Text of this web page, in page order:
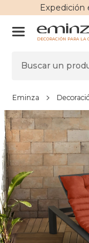
Expedición
DECORACIÓN PARA LA
Eminza